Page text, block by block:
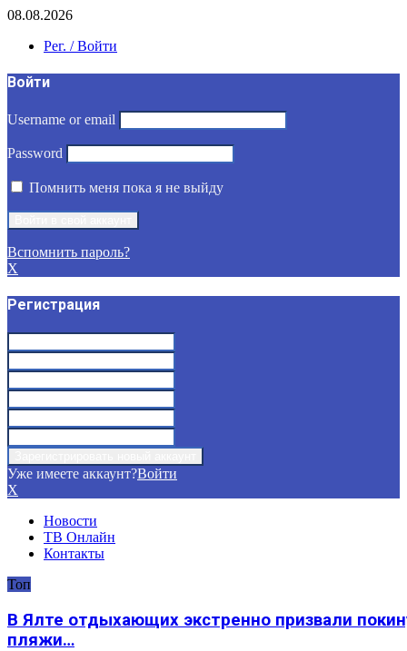
08.08.2026
Рег. / Войти
Войти
Username or email
Password
Помнить меня пока я не выйду
Вспомнить пароль?
X
Регистрация
Уже имеете аккаунт?Войти
X
Новости
ТВ Онлайн
Контакты
Топ
В Ялте отдыхающих экстренно призвали
пляжи…